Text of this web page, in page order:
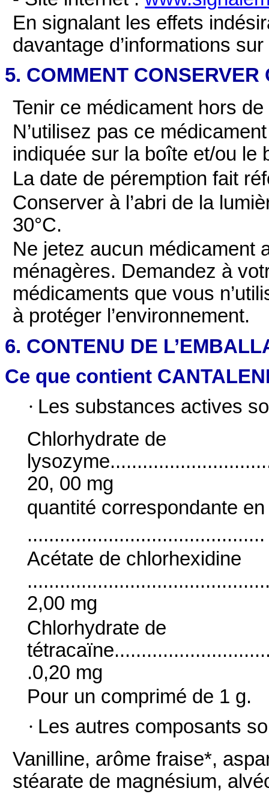
En signalant les effets
davantage d’informations
5. COMMENT
Tenir ce médicament hors
N’utilisez pas ce
indiquée sur la boîte et/ou le
La date de péremption fait
Conserver à l’abri de la
30°C.
Ne jetez aucun médicament
ménagères. Demandez à
médicaments que vous
à protéger l’environnement.
6. CONTENU DE
Ce que contient
· Les substances actives
Chlorhydrate de
20, 00 mg
quantité correspondante
Acétate de chlorhexidine
2,00 mg
Chlorhydrate de
.0,20 mg
Pour un comprimé de 1 g.
· Les autres composants
Vanilline, arôme fraise*,
stéarate de magnésium,